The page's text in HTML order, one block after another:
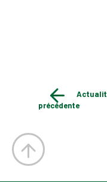
précédente